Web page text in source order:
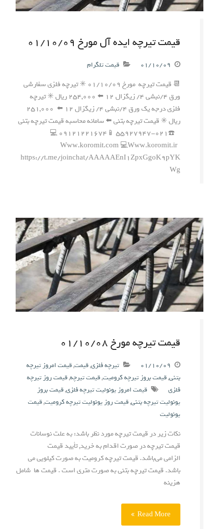
قیمت تیرچه ایده آل مورخ ۰۱/۱۰/۰۹
۰۱/۱۰/۰۹ قیمت تلگرام
📆 قیمت تیرچه مورخ ۰۱/۱۰/۰۹ ✳️ تیرچه فلزی سفارشی
ورق ۴/نبشی ۴/ زیگزال ۱۲ ⬅️ ۲۵۴,۰۰۰ ریال ✳️ تیرچه
فلزی درجه یک ورق ۴/نبشی ۴/ زیگزال ۱۲ ⬅️ ۲۵۱,۰۰۰
ریال ✳️ قیمت تیرچه بتنی ⬅️ سامانه محاسبه قیمت تیرچه بتنی
☎️۰۲۱-۵۵۹۲۷۹۴۷ 📱۰۹۱۲۱۲۲۱۶۷۴ 💻
Www.koromit.com 💻Www.koromit.ir
https://t.me/joinchat/AAAAAEnI1ZpxGgoK9pYK
Wg
قیمت تیرچه مورخ ۰۱/۱۰/۰۸
۰۱/۱۰/۰۹ تیرچه فلزی,قیمت,قیمت امروز تیرچه
بتنی,قیمت بروز تیرچه کرومیت,قیمت تیرچه,قیمت روز تیرچه
فلزی
قیمت امروز یونولیت تیرچه فلزی,قیمت بروز
یونولیت تیرچه بتنی,قیمت روز یونولیت تیرچه کرومیت,قیمت
یونولیت
نکات زیر در قیمت تیرچه مورد نظر باشد: به علت نوسانات
قیمت تیرچه در صورت اقدام به خرید, تأیید قیمت
الزامی می‌باشد. قیمت تیرچه کرومیت به صورت کیلویی می
باشد. قیمت تیرچه بتنی به صورت متری است . قیمت ها شامل
هزینه
Read More